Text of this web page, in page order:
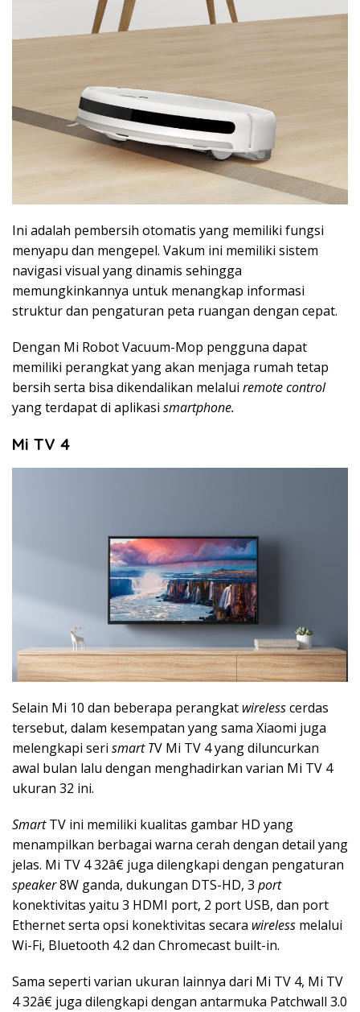
Ini adalah pembersih otomatis yang memiliki fungsi
menyapu dan mengepel. Vakum ini memiliki sistem
navigasi visual yang dinamis sehingga
memungkinkannya untuk menangkap informasi
struktur dan pengaturan peta ruangan dengan cepat.
Dengan Mi Robot Vacuum-Mop pengguna dapat
memiliki perangkat yang akan menjaga rumah tetap
bersih serta bisa dikendalikan melalui remote control
yang terdapat di aplikasi smartphone.
Mi TV 4
Selain Mi 10 dan beberapa perangkat wirelesscerdas
tersebut, dalam kesempatan yang sama Xiaomi juga
melengkapi seri smart TV Mi TV 4 yang diluncurkan
awal bulan lalu dengan menghadirkan varian Mi TV 4
ukuran 32 ini.
SmartTV ini memiliki kualitas gambar HD yang
menampilkan berbagai warna cerah dengan detail yang
jelas. Mi TV 4 32â€ juga dilengkapi dengan pengaturan
speaker8W ganda, dukungan DTS-HD, 3 port
konektivitas yaitu 3 HDMI port, 2 port USB, dan port
Ethernet serta opsi konektivitas secara wireless melalui
Wi-Fi, Bluetooth 4.2 dan Chromecast built-in.
Sama seperti varian ukuran lainnya dari Mi TV 4, Mi TV
4 32â€ juga dilengkapi dengan antarmuka Patchwall 3.0